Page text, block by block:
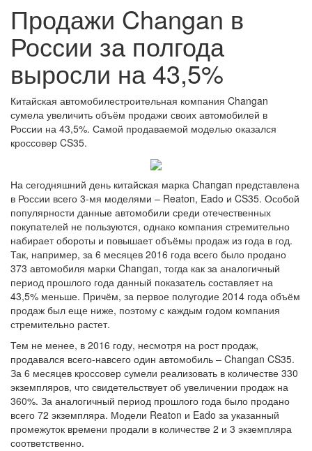
Продажи Changan в
России за полгода
выросли на 43,5%
Китайская автомобилестроительная компания Changan
сумела увеличить объём продажи своих автомобилей в
России на 43,5%. Самой продаваемой моделью оказался
кроссовер CS35.
На сегодняшний день китайская марка Changan представлена
в России всего 3-мя моделями – Reaton, Eado и CS35. Особой
популярности данные автомобили среди отечественных
покупателей не пользуются, однако компания стремительно
набирает обороты и повышает объёмы продаж из года в год.
Так, например, за 6 месяцев 2016 года всего было продано
373 автомобиля марки Changan, тогда как за аналогичный
период прошлого года данный показатель составляет на
43,5% меньше. Причём, за первое полугодие 2014 года объём
продаж был еще ниже, поэтому с каждым годом компания
стремительно растет.
Тем не менее, в 2016 году, несмотря на рост продаж,
продавался всего-навсего один автомобиль – Changan CS35.
За 6 месяцев кроссовер сумели реализовать в количестве 330
экземпляров, что свидетельствует об увеличении продаж на
360%. За аналогичный период прошлого года было продано
всего 72 экземпляра. Модели Reaton и Eado за указанный
промежуток времени продали в количестве 2 и 3 экземпляра
соответственно.